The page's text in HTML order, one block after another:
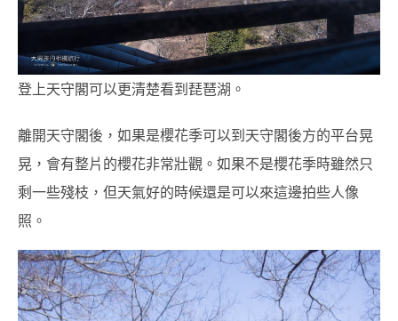
登上天守閣可以更清楚看到琵琶湖。
離開天守閣後，如果是櫻花季可以到天守閣後方的平台晃
晃，會有整片的櫻花非常壯觀。如果不是櫻花季時雖然只
剩一些殘枝，但天氣好的時候還是可以來這邊拍些人像
照。